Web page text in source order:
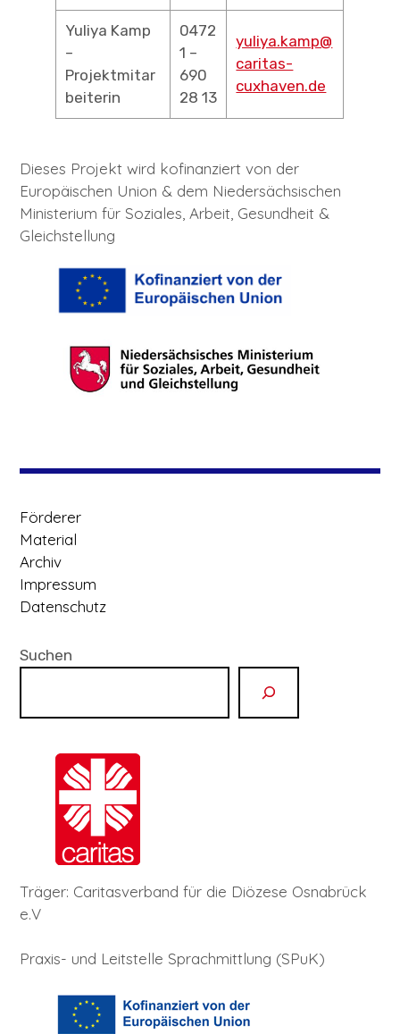
Yuliya Kamp
–
Projektmitar
beiterin
0472
1 –
690
28 13
yuliya.kamp@
caritas-
cuxhaven.de
Dieses Projekt wird kofinanziert von der
Europäischen Union & dem Niedersächsischen
Ministerium für Soziales, Arbeit, Gesundheit &
Gleichstellung
Förderer
Material
Archiv
Impressum
Datenschutz
Suchen
Träger: Caritasverband für die Diözese Osnabrück
e.V
Praxis- und Leitstelle Sprachmittlung (SPuK)